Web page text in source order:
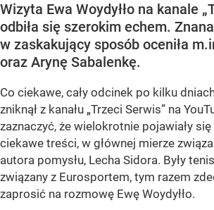
Wizyta Ewa Woydyłło na kanale
odbiła się szerokim echem.
w zaskakujący sposób oceniła
oraz Arynę Sabalenkę.
Co ciekawe, cały odcinek po kilku
zniknął z kanału „Trzeci Serwis” na
zaznaczyć, że wielokrotnie pojawiały
ciekawe treści, w głównej mierze
autora pomysłu, Lecha Sidora. Były
związany z Eurosportem, tym razem
zaprosić na rozmowę Ewę Woydyłło.